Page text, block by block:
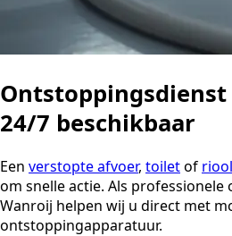
Ontstoppingsdienst
24/7 beschikbaar
Een verstopte afvoer, toiletof riool
om snelle actie. Als
Wanroij helpen wij u direct met
ontstoppingapparatuur.